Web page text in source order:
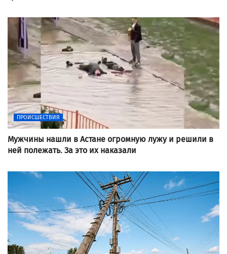
ПРОИСШЕСТВИЯ
Мужчины нашли в Астане огромную лужу и решили в
ней полежать. За это их наказали